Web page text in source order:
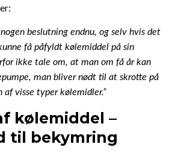
beslutning endnu, og selv hvis det
få påfyldt kølemiddel på sin
ikke tale om, at man om få år kan
man bliver nødt til at skrotte på
af visse typer kølemidler.”
kølemiddel –
til bekymring